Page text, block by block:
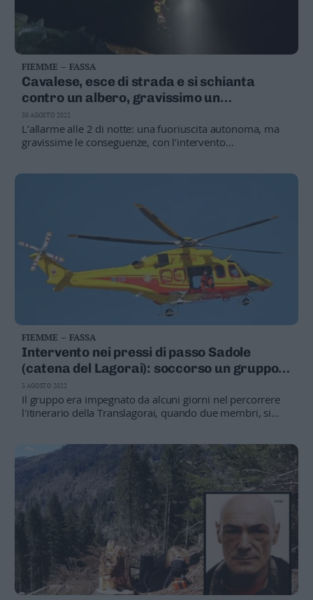
FIEMME – FASSA
Cavalese, esce di strada e si schianta
contro un albero, gravissimo un
ventottenne della Val di Fiemme
L’allarme alle 2 di notte: una fuoriuscita autonoma, ma
gravissime le conseguenze, con l’intervento
30 AGOSTO 2022
FIEMME – FASSA
Intervento nei pressi di passo Sadole
(catena del Lagorai): soccorso un gruppo
di sette scout
Il gruppo era impegnato da alcuni giorni nel percorrere
l'itinerario della Translagorai, quando due membri, si
escursionisti, che si trovavano nei pressi dell'incrocio tra i
sentieri 320 e 301, inoltre, avevano perso la traccia del
3 AGOSTO 2022